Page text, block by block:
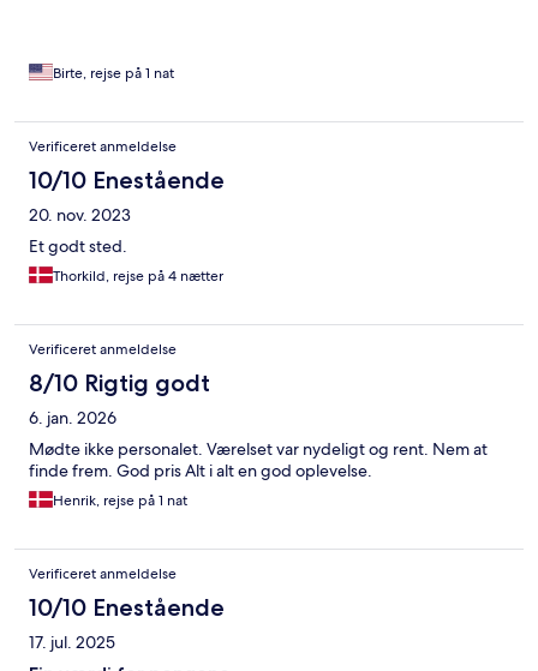
også utrolig rent og en pæn størrelse med alt man skulle bruge.
ikke havde bestille ved booking var det ikke et problem. Vi kan
kun give vores bedste anbefalinger til stedet og dem der driver
Birte, rejse på 1 nat
Verificeret anmeldelse
10/10 Enestående
20. nov. 2023
Et godt sted.
Thorkild, rejse på 4 nætter
Verificeret anmeldelse
8/10 Rigtig godt
6. jan. 2026
Mødte ikke personalet. Værelset var nydeligt og rent. Nem at
finde frem. God pris Alt i alt en god oplevelse.
Henrik, rejse på 1 nat
Verificeret anmeldelse
10/10 Enestående
17. jul. 2025